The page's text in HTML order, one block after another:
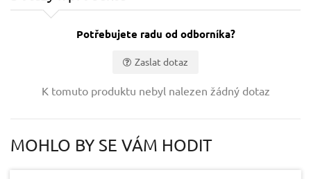
Potřebujete radu od odborníka?
Zaslat dotaz
K tomuto produktu nebyl nalezen žádný dotaz
MOHLO BY SE VÁM HODIT